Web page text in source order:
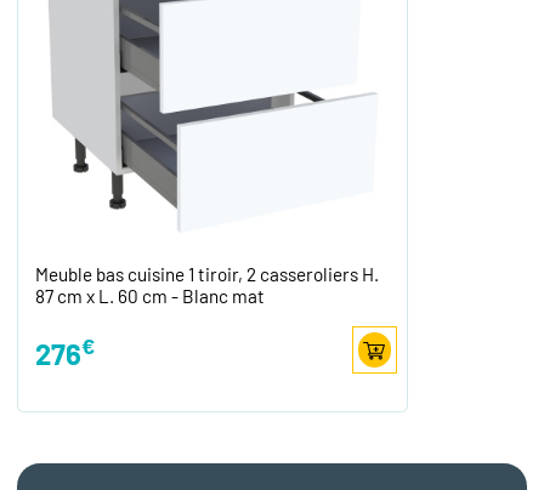
Meuble bas cuisine 1 tiroir, 2 casseroliers H.
87 cm x L. 60 cm - Blanc mat
276€